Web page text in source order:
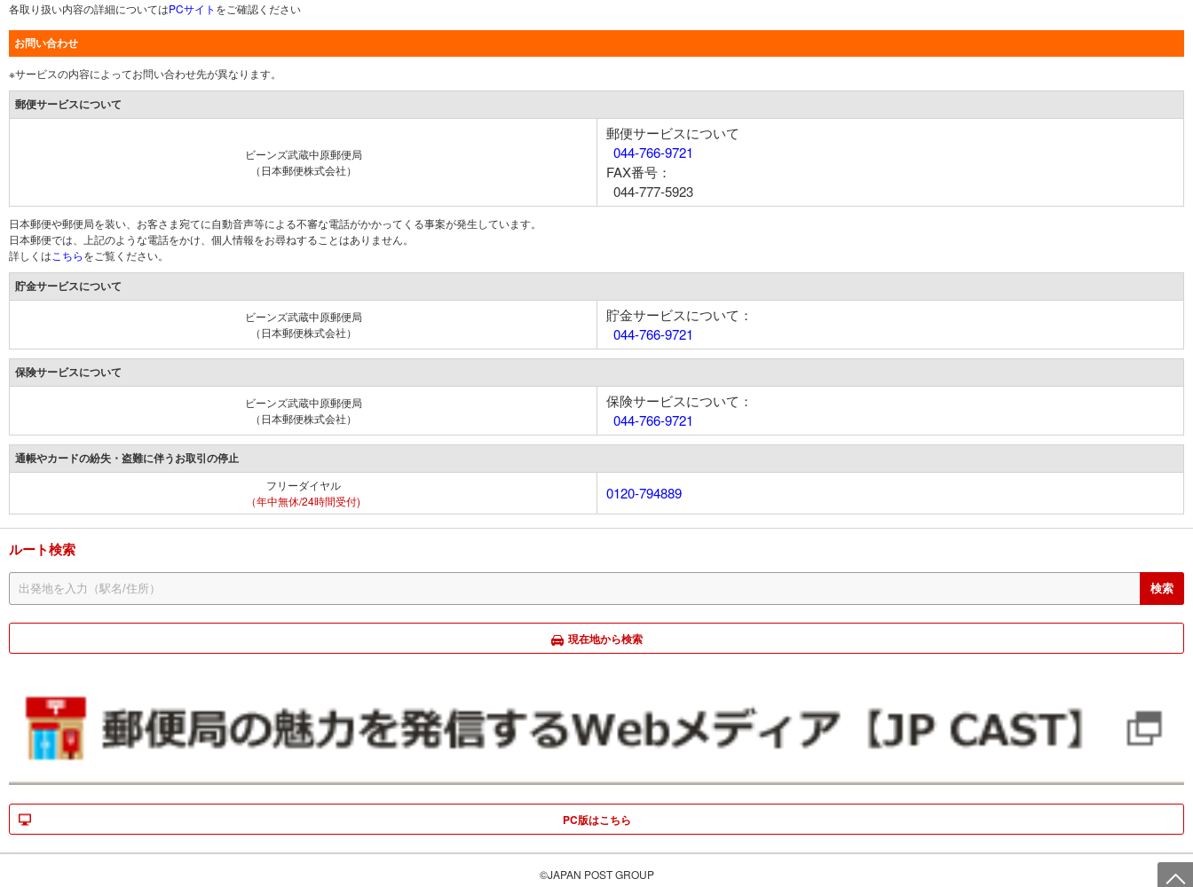
各取り扱い内容の詳細についてはPCサイト をご確認ください
お問い合わせ
※サービスの内容によってお問い合わせ先が異なります。
郵便サービスについて
ビーンズ武蔵中原郵便局
（日本郵便株式会社）
郵便サービスについて
044-766-9721
FAX番号：
044-777-5923
日本郵便や郵便局を装い、お客さま宛てに自動音声等による不審な電話がかかってくる事案が発生しています。
日本郵便では、上記のような電話をかけ、個人情報をお尋ねすることはありません。
詳しくは こちらをご覧ください。
貯金サービスについて
ビーンズ武蔵中原郵便局
（日本郵便株式会社）
貯金サービスについて：
044-766-9721
保険サービスについて
ビーンズ武蔵中原郵便局
（日本郵便株式会社）
保険サービスについて：
044-766-9721
通帳やカードの紛失・盗難に伴うお取引の停止
フリーダイヤル
（年中無休/24時間受付)
0120-794889
ルート検索
現在地から検索
PC版はこちら
©JAPAN POST GROUP